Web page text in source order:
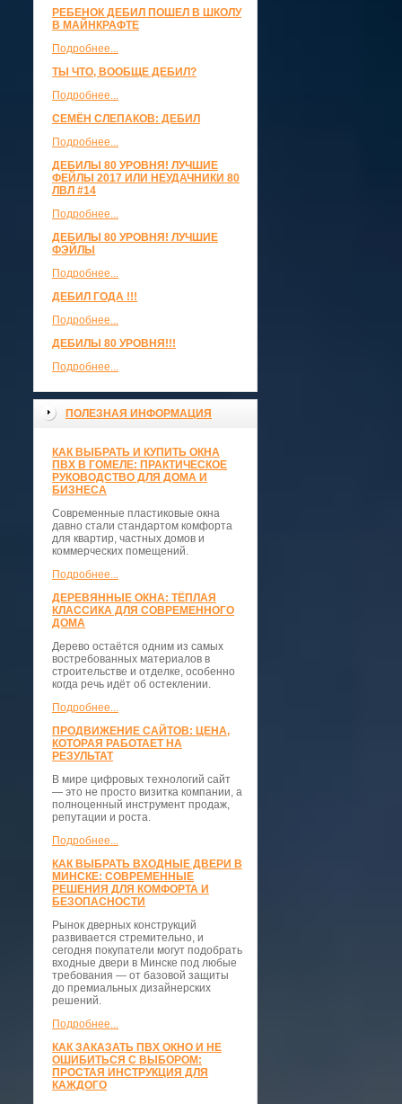
РЕБЕНОК ДЕБИЛ ПОШЕЛ В ШКОЛУ
В МАЙНКРАФТЕ
Подробнее...
ТЫ ЧТО, ВООБЩЕ ДЕБИЛ?
Подробнее...
СЕМЁН СЛЕПАКОВ: ДЕБИЛ
Подробнее...
ДЕБИЛЫ 80 УРОВНЯ! ЛУЧШИЕ
ФЕЙЛЫ 2017 ИЛИ НЕУДАЧНИКИ 80
ЛВЛ #14
Подробнее...
ДЕБИЛЫ 80 УРОВНЯ! ЛУЧШИЕ
ФЭЙЛЫ
Подробнее...
ДЕБИЛ ГОДА !!!
Подробнее...
ДЕБИЛЫ 80 УРОВНЯ!!!
Подробнее...
ПОЛЕЗНАЯ ИНФОРМАЦИЯ
КАК ВЫБРАТЬ И КУПИТЬ ОКНА
ПВХ В ГОМЕЛЕ: ПРАКТИЧЕСКОЕ
РУКОВОДСТВО ДЛЯ ДОМА И
БИЗНЕСА
Современные пластиковые окна
давно стали стандартом комфорта
для квартир, частных домов и
коммерческих помещений.
Подробнее...
ДЕРЕВЯННЫЕ ОКНА: ТЁПЛАЯ
КЛАССИКА ДЛЯ СОВРЕМЕННОГО
ДОМА
Дерево остаётся одним из самых
востребованных материалов в
строительстве и отделке, особенно
когда речь идёт об остеклении.
Подробнее...
ПРОДВИЖЕНИЕ САЙТОВ: ЦЕНА,
КОТОРАЯ РАБОТАЕТ НА
РЕЗУЛЬТАТ
В мире цифровых технологий сайт
— это не просто визитка компании, а
полноценный инструмент продаж,
репутации и роста.
Подробнее...
КАК ВЫБРАТЬ ВХОДНЫЕ ДВЕРИ В
МИНСКЕ: СОВРЕМЕННЫЕ
РЕШЕНИЯ ДЛЯ КОМФОРТА И
БЕЗОПАСНОСТИ
Рынок дверных конструкций
развивается стремительно, и
сегодня покупатели могут подобрать
входные двери в Минске под любые
требования — от базовой защиты
до премиальных дизайнерских
решений.
Подробнее...
КАК ЗАКАЗАТЬ ПВХ ОКНО И НЕ
ОШИБИТЬСЯ С ВЫБОРОМ:
ПРОСТАЯ ИНСТРУКЦИЯ ДЛЯ
КАЖДОГО